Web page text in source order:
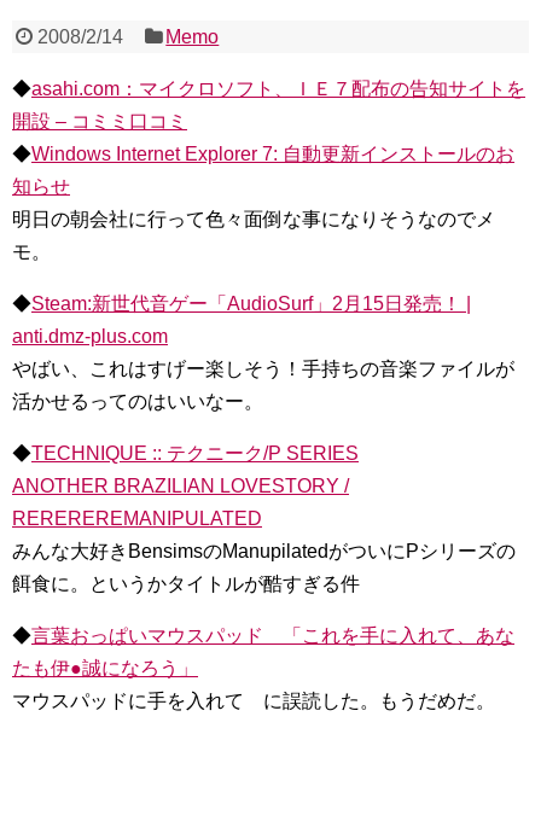
2008/2/14 Memo
◆asahi.com：マイクロソフト、ＩＥ７配布の告知サイトを
開設 – コミミ口コミ
◆Windows Internet Explorer 7: 自動更新インストールのお
知らせ
明日の朝会社に行って色々面倒な事になりそうなのでメ
モ。
◆Steam:新世代音ゲー「AudioSurf」2月15日発売！ |
anti.dmz-plus.com
やばい、これはすげー楽しそう！手持ちの音楽ファイルが
活かせるってのはいいなー。
◆TECHNIQUE :: テクニーク/P SERIES
ANOTHER BRAZILIAN LOVESTORY /
REREREREMANIPULATED
みんな大好きBensimsのManupilatedがついにPシリーズの
餌食に。というかタイトルが酷すぎる件
◆言葉おっぱいマウスパッド 「これを手に入れて、あな
たも伊●誠になろう」
マウスパッドに手を入れて に誤読した。もうだめだ。